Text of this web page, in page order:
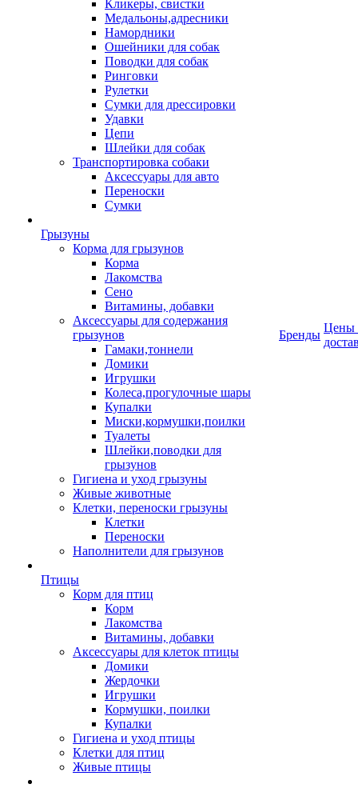
Кликеры, свистки
Медальоны,адресники
Намордники
Ошейники для собак
Поводки для собак
Ринговки
Рулетки
Сумки для дрессировки
Удавки
Цепи
Шлейки для собак
Транспортировка собаки
Аксессуары для авто
Переноски
Сумки
Грызуны
Корма для грызунов
Корма
Лакомства
Сено
Витамины, добавки
Аксессуары для содержания
грызунов
Гамаки,тоннели
Домики
Игрушки
Колеса,прогулочные шары
Купалки
Миски,кормушки,поилки
Туалеты
Шлейки,поводки для
грызунов
Гигиена и уход грызуны
Живые животные
Клетки, переноски грызуны
Клетки
Переноски
Наполнители для грызунов
Птицы
Корм для птиц
Корм
Лакомства
Витамины, добавки
Аксессуары для клеток птицы
Домики
Жердочки
Игрушки
Кормушки, поилки
Купалки
Гигиена и уход птицы
Клетки для птиц
Живые птицы
Бренды
Цены